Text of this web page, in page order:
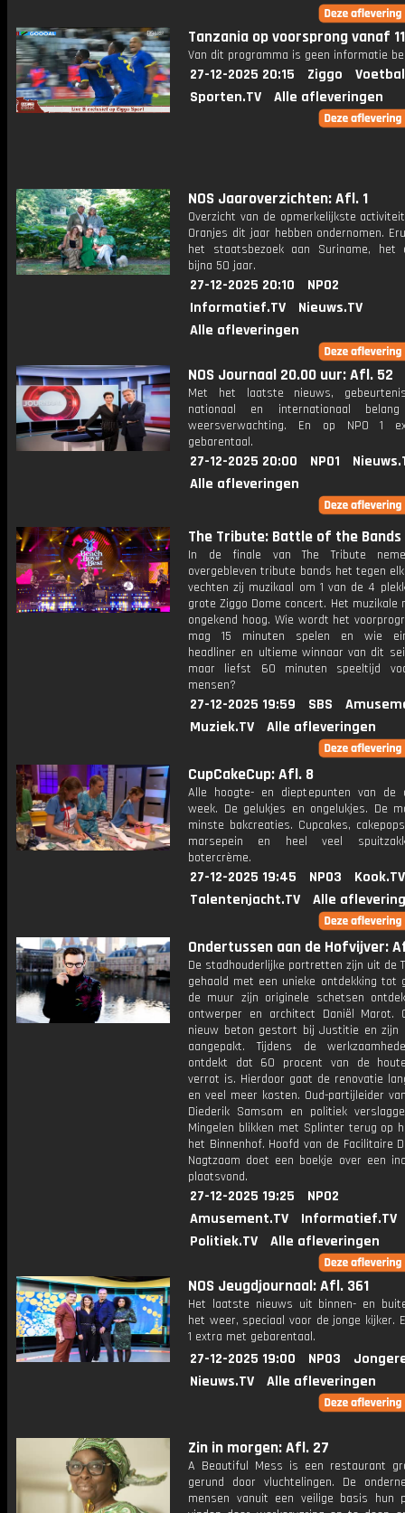
Tanzania op voorsprong vanaf
Van dit programma is geen informatie
27-12-2025 20:15 Ziggo
Sporten.TV
Alle afleveringen
NOS Jaaroverzichten: Afl. 1
Overzicht van de opmerkelijkste
Oranjes dit jaar hebben ondernomen.
het staatsbezoek aan Suriname, het
bijna 50 jaar.
27-12-2025 20:10
NPO2
Informatief.TV
Nieuws.TV
Alle afleveringen
NOS Journaal 20.00 uur: Afl. 52
Met het laatste nieuws,
nationaal en internationaal
weersverwachting. En op NPO 1
gebarentaal.
27-12-2025 20:00 NPO1
Alle afleveringen
The Tribute: Battle of the Bands
In de finale van The Tribute
overgebleven tribute bands het tegen
vechten zij muzikaal om 1 van de 4
grote Ziggo Dome concert. Het muzikale
ongekend hoog. Wie wordt het
mag 15 minuten spelen en wie
headliner en ultieme winnaar van dit
maar liefst 60 minuten speeltijd
mensen?
27-12-2025 19:59 SBS
Muziek.TV
Alle afleveringen
CupCakeCup: Afl. 8
Alle hoogte- en dieptepunten van de
week. De gelukjes en ongelukjes. De
minste bakcreaties. Cupcakes,
marsepein en heel veel
botercrème.
27-12-2025 19:45 NPO3
Kook.TV
Talentenjacht.TV
Alle
Ondertussen aan de Hofvijver:
De stadhouderlijke portretten zijn uit de
gehaald met een unieke ontdekking tot
de muur zijn originele schetsen
ontwerper en architect Daniël Marot.
nieuw beton gestort bij Justitie en zijn
aangepakt. Tijdens de
ontdekt dat 60 procent van de
verrot is. Hierdoor gaat de renovatie
en veel meer kosten. Oud-partijleider
Diederik Samsom en politiek
Mingelen blikken met Splinter terug op
het Binnenhof. Hoofd van de Facilitaire
Nagtzaam doet een boekje over een
plaatsvond.
27-12-2025 19:25
NPO2
Amusement.TV
Informatief.TV
Politiek.TV
Alle afleveringen
NOS Jeugdjournaal: Afl. 361
Het laatste nieuws uit binnen- en
het weer, speciaal voor de jonge kijker.
1 extra met gebarentaal.
27-12-2025 19:00 NPO3
Nieuws.TV
Alle afleveringen
Zin in morgen: Afl. 27
A Beautiful Mess is een restaurant
gerund door vluchtelingen. De
mensen vanuit een veilige basis hun